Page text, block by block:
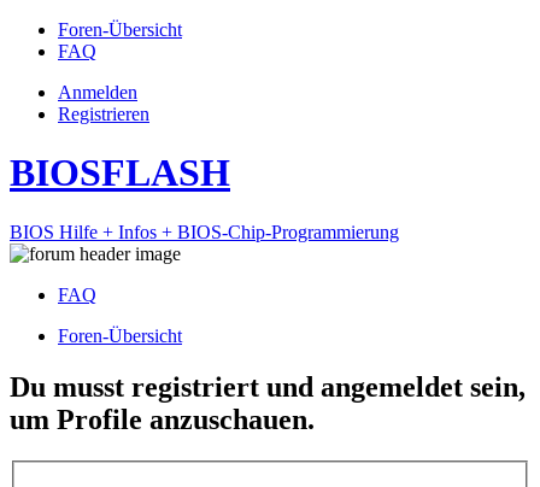
Foren-Übersicht
FAQ
Anmelden
Registrieren
BIOSFLASH
BIOS Hilfe + Infos + BIOS-Chip-Programmierung
FAQ
Foren-Übersicht
Du musst registriert und angemeldet sein,
um Profile anzuschauen.